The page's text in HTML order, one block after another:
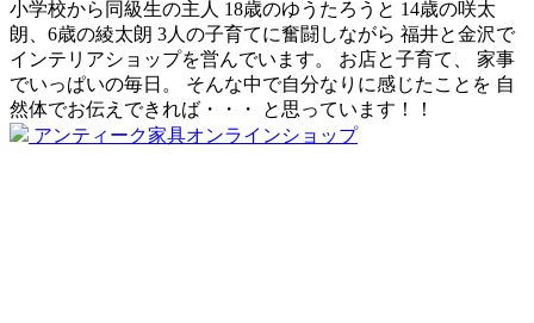
小学校から同級生の主人 18歳のゆうたろうと 14歳の咲太
朗、6歳の綾太朗 3人の子育てに奮闘しながら 福井と金沢で
インテリアショップを営んでいます。 お店と子育て、 家事
でいっぱいの毎日。 そんな中で自分なりに感じたことを 自
然体でお伝えできれば・・・ と思っています！！
アンティーク家具オンラインショップ